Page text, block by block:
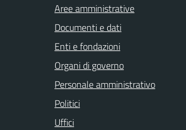
Aree amministrative
Documenti e dati
Enti e fondazioni
Organi di governo
Personale amministrativo
Politici
Uffici